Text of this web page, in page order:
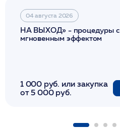
04 августа 2026
НА ВЫХОД» - процедуры с
мгновенным эффектом
1 000 руб. или закупка
от 5 000 руб.